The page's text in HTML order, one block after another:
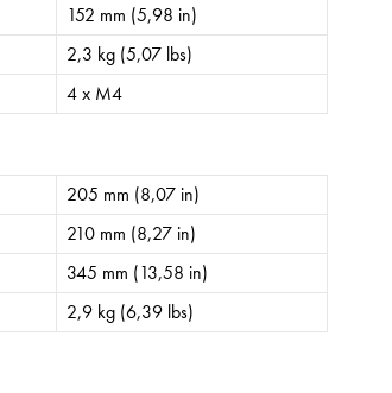
152 mm (5,98 in)
2,3 kg (5,07 lbs)
4 x M4
205 mm (8,07 in)
210 mm (8,27 in)
345 mm (13,58 in)
2,9 kg (6,39 lbs)